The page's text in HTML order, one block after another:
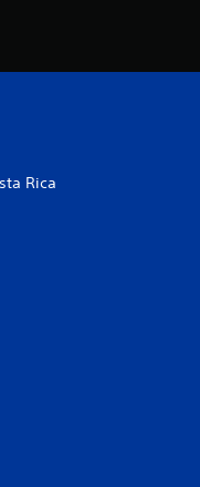
Rica